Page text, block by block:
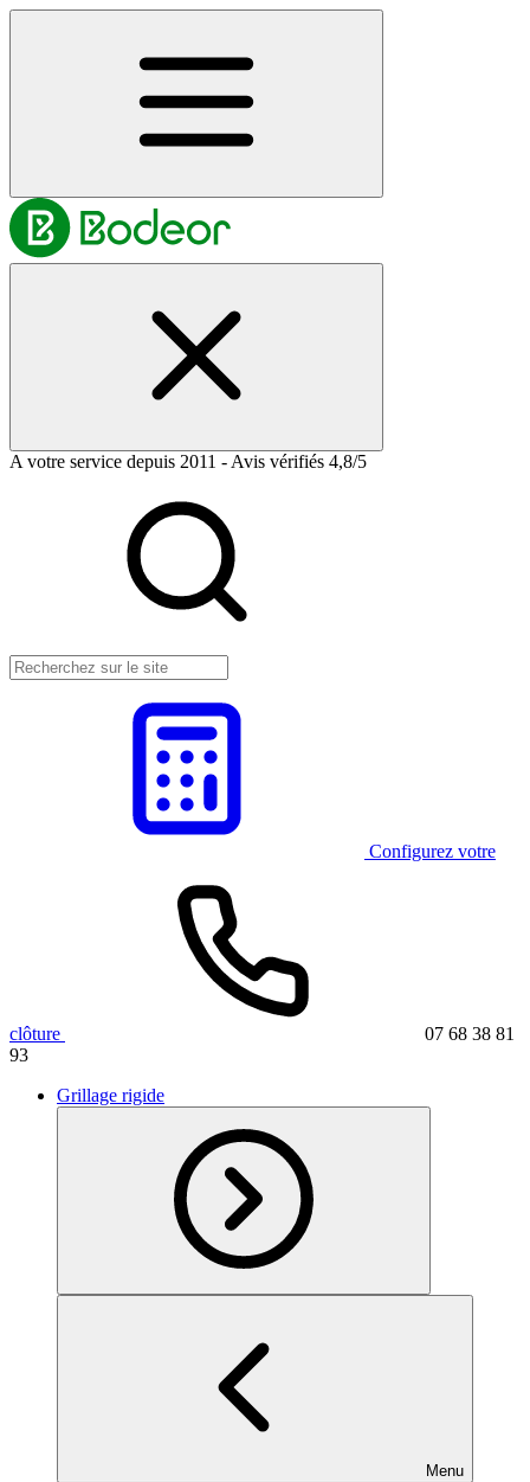
A votre service depuis 2011 - Avis vérifiés 4,8/5
Configurez votre
clôture
07 68 38 81
93
Grillage rigide
Menu